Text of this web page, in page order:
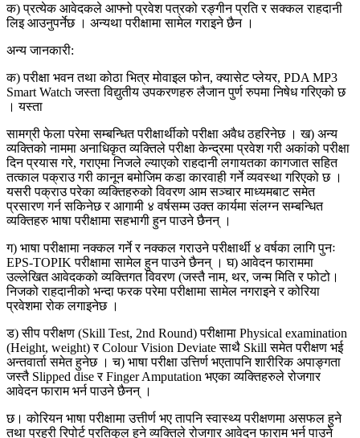
क) प्रत्येक आवेदकले आफ्नो प्रवेश पत्रको रङ्गीन प्रति र सक्कल राहदानी
लिइ आउनुपर्नेछ । अन्यथा परीक्षामा सामेल गराइने छैन ।
अन्य जानकारी:
क) परीक्षा भवन तथा कोठा भित्र मोवाइल फोन, क्यासेट प्लेयर, PDA MP3
Smart Watch जस्ता विद्युतीय उपकरणहरु लैजान पुर्ण रुपमा निषेध गरिएको छ
। यस्ता
सामग्री फेला परेमा सम्बन्धित परीक्षार्थीको परीक्षा अवैध ठहरिनेछ । ख) अन्य
व्यक्तिको नाममा अनाधिकृत व्यक्तिले परीक्षा केन्द्रमा प्रवेश गरी अकांको परीक्षा
दिन प्रयास गरे, गराएमा निजले ल्याएको राहदानी लगायतका कागजात सहित
तत्काल पक्राउ गरी कानून बमोजिम कडा कारवाही गर्ने व्यवस्था गरिएको छ ।
यसरी पक्राउ परेका व्यक्तिहरुको विवरण आम सञ्चार माध्यमबाट समेत
प्रसारण गर्न सकिनेछ र आगामी ४ वर्षसम्म उक्त कार्यमा संलग्न सम्बन्धित
व्यक्तिहरु भाषा परीक्षामा सहभागी हुन पाउने छैनन् ।
ग) भाषा परीक्षामा नक्कल गर्ने र नक्कल गराउने परीक्षार्थी ४ वर्षका लागि पुनः
EPS-TOPIK परीक्षामा सामेल हुन पाउने छैनन् । घ) आवेदन फाराममा
उल्लेखित आवेदकको व्यक्तिगत विवरण (जस्तै नाम, थर, जन्म मिति र फोटो।
निजको राहदानीको भन्दा फरक परेमा परीक्षामा सामेल नगराइने र कोरिया
प्रवेशमा रोक लगाइनेछ ।
ड) सीप परीक्षण (Skill Test, 2nd Round) परीक्षामा Physical examination
(Height, weight) र Colour Vision Deviate साथै Skill समेत परीक्षण भई
अन्तवार्ता समेत हुनेछ । च) भाषा परीक्षा उत्तिर्ण भएतापनि शारीरिक अपाङ्गता
जस्तै Slipped dise र Finger Amputation भएका व्यक्तिहरुले रोजगार
आवेदन फाराम भर्न पाउने छैनन् ।
छ। कोरियन भाषा परीक्षामा उत्तीर्ण भए तापनि स्वास्थ्य परीक्षणमा असफल हुने
तथा प्रहरी रिपोर्ट प्रतिकुल हुने व्यक्तिले रोजगार आवेदन फाराम भर्न पाउने